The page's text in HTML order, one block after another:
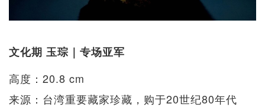
文化期 玉琮｜专场亚军
高度：20.8 cm
来源：台湾重要藏家珍藏，购于20世纪80年代